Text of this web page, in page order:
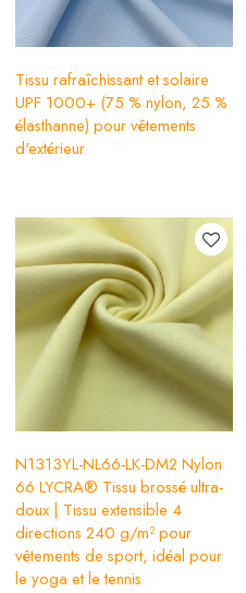
Tissu rafraîchissant et solaire
UPF 1000+ (75 % nylon, 25 %
élasthanne) pour vêtements
d'extérieur
N1313YL-NL66-LK-DM2 Nylon
66 LYCRA® Tissu brossé ultra-
doux | Tissu extensible 4
directions 240 g/m² pour
vêtements de sport, idéal pour
le yoga et le tennis